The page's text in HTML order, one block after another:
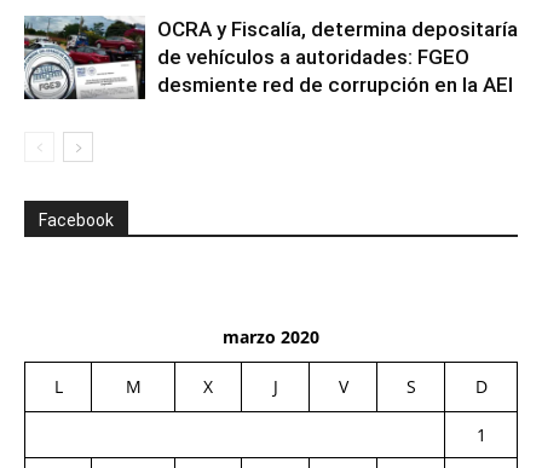
OCRA y Fiscalía, determina depositaría
de vehículos a autoridades: FGEO
desmiente red de corrupción en la AEI
Facebook
marzo 2020
L M X J V S D
1